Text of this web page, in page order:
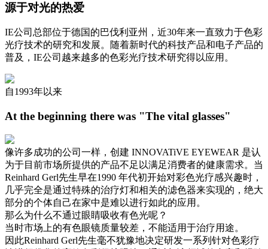
源于对光的热爱
IE公司总部位于德国的巴伐利亚州，近30年来一直致力于色彩
光疗技术的研究和发展。随着新时代的科技产品和电子产品的
普及，IE公司越来越多的色彩光疗技术研究得以应用。
自1993年以来
At the beginning there was "The vital glasses"
像许多成功的公司一样，创建 INNOVATiVE EYEWEAR 是认
为于目前市场所提供的产品不足以满足消费者的健康需求。当
Reinhard Gerl先生早在1990 年代初开始对彩色光疗感兴趣时，
几乎完全是通过特殊的治疗灯和相关的滤色器来实现的，绝大
部分的个体自己在家中是难以进行如此的应用。
那么为什么不通过眼睛吸收有色光呢？
当时市场上的有色眼镜质量较差，不能适用于治疗用途。
因此Reinhard Gerl先生毫不犹豫地决定研发一系列针对色彩疗